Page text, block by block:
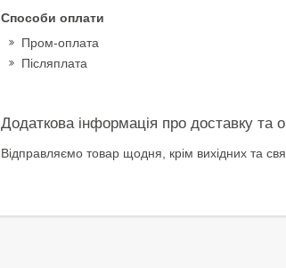
Способи оплати
Пром-оплата
Післяплата
Відправляємо товар щодня, крім вихідних та